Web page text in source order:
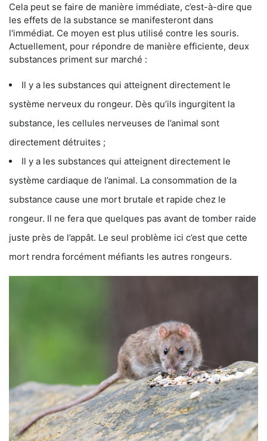
Cela peut se faire de manière immédiate, c’est-à-dire que
les effets de la substance se manifesteront dans
l'immédiat. Ce moyen est plus utilisé contre les souris.
Actuellement, pour répondre de manière efficiente, deux
substances priment sur marché :
Il y a les substances qui atteignent directement le
système nerveux du rongeur. Dès qu’ils ingurgitent la
substance, les cellules nerveuses de l’animal sont
directement détruites ;
Il y a les substances qui atteignent directement le
système cardiaque de l’animal. La consommation de la
substance cause une mort brutale et rapide chez le
rongeur. Il ne fera que quelques pas avant de tomber raide
juste près de l’appât. Le seul problème ici c’est que cette
mort rendra forcément méfiants les autres rongeurs.